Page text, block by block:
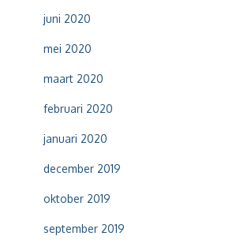
juni 2020
mei 2020
maart 2020
februari 2020
januari 2020
december 2019
oktober 2019
september 2019